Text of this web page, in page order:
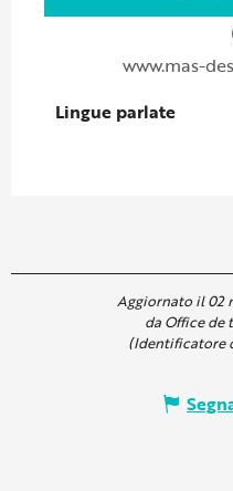
www.mas-
Lingue parlate
Lingue parlate
Aggiornato il 02
da Office de
(Identificatore